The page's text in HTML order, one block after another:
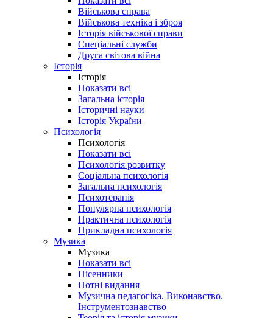
Військова справа
Військова техніка і зброя
Історія військової справи
Спеціальні служби
Друга світова війна
Історія
Історія
Показати всі
Загальна історія
Історичні науки
Історія України
Психологія
Психологія
Показати всі
Психологія розвитку
Соціальна психологія
Загальна психологія
Психотерапія
Популярна психологія
Практична психологія
Прикладна психологія
Музика
Музика
Показати всі
Пісенники
Нотні видання
Музична педагогіка. Виконавство.
Інструментознавство